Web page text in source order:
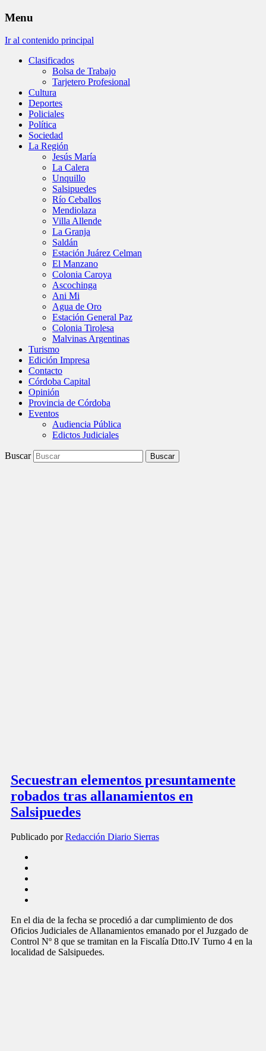
Menu
Ir al contenido principal
Clasificados
Bolsa de Trabajo
Tarjetero Profesional
Cultura
Deportes
Policiales
Política
Sociedad
La Región
Jesús María
La Calera
Unquillo
Salsipuedes
Río Ceballos
Mendiolaza
Villa Allende
La Granja
Saldán
Estación Juárez Celman
El Manzano
Colonia Caroya
Ascochinga
Ani Mi
Agua de Oro
Estación General Paz
Colonia Tirolesa
Malvinas Argentinas
Turismo
Edición Impresa
Contacto
Córdoba Capital
Opinión
Provincia de Córdoba
Eventos
Audiencia Pública
Edictos Judiciales
Buscar
Secuestran elementos presuntamente
robados tras allanamientos en
Salsipuedes
Publicado porRedacción Diario Sierras
En el dia de la fecha se procedió a dar cumplimiento de dos
Oficios Judiciales de Allanamientos emanado por el Juzgado de
Control Nº 8 que se tramitan en la Fiscalía Dtto.IV Turno 4 en la
localidad de Salsipuedes.